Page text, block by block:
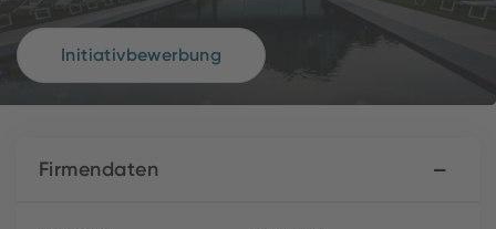
Initiativbewerbung
Firmendaten